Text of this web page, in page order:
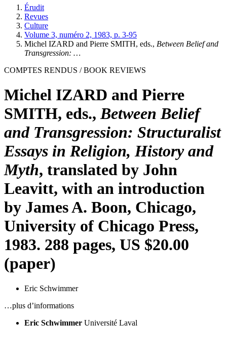
Érudit
Revues
Culture
Volume 3, numéro 2, 1983, p. 3-95
Michel IZARD and Pierre SMITH, eds., Between Belief and
Transgression: …
COMPTES RENDUS / BOOK REVIEWS
Michel IZARD and Pierre
SMITH, eds., Between Belief
and Transgression: Structuralist
Essays in Religion, History and
Myth, translated by John
Leavitt, with an introduction
by James A. Boon, Chicago,
University of Chicago Press,
1983. 288 pages, US $20.00
(paper)
Eric Schwimmer
…plus d’informations
Eric Schwimmer Université Laval